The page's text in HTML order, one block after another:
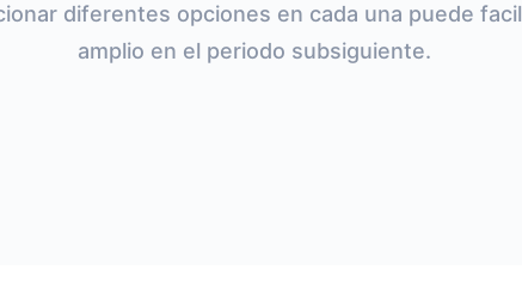
diferentes opciones en cada una puede
amplio en el periodo subsiguiente.